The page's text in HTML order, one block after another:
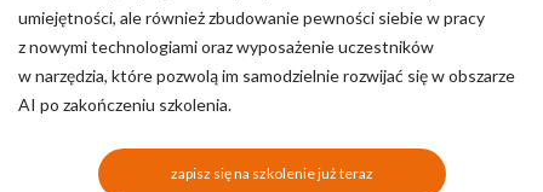
umiejętności, ale również zbudowanie pewności siebie w pracy
z nowymi technologiami oraz wyposażenie uczestników
w narzędzia, które pozwolą im samodzielnie rozwijać się w obszarze
AI po zakończeniu szkolenia.
zapisz się na szkolenie już teraz